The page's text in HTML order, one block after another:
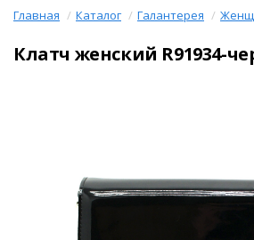
Главная Каталог Галантерея
Клатч женский R91934-